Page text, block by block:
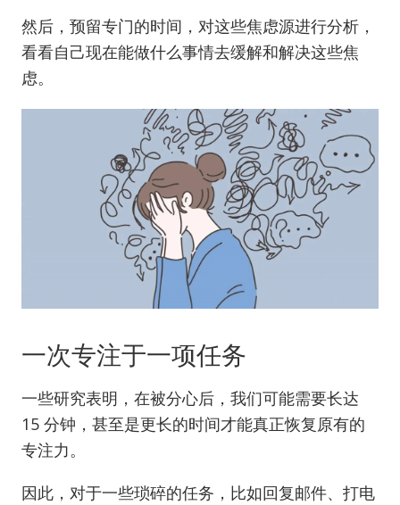
然后，预留专门的时间，对这些焦虑源进行分析，
看看自己现在能做什么事情去缓解和解决这些焦
虑。
一次专注于一项任务
一些研究表明，在被分心后，我们可能需要长达
15 分钟，甚至是更长的时间才能真正恢复原有的
专注力。
因此，对于一些琐碎的任务，比如回复邮件、打电